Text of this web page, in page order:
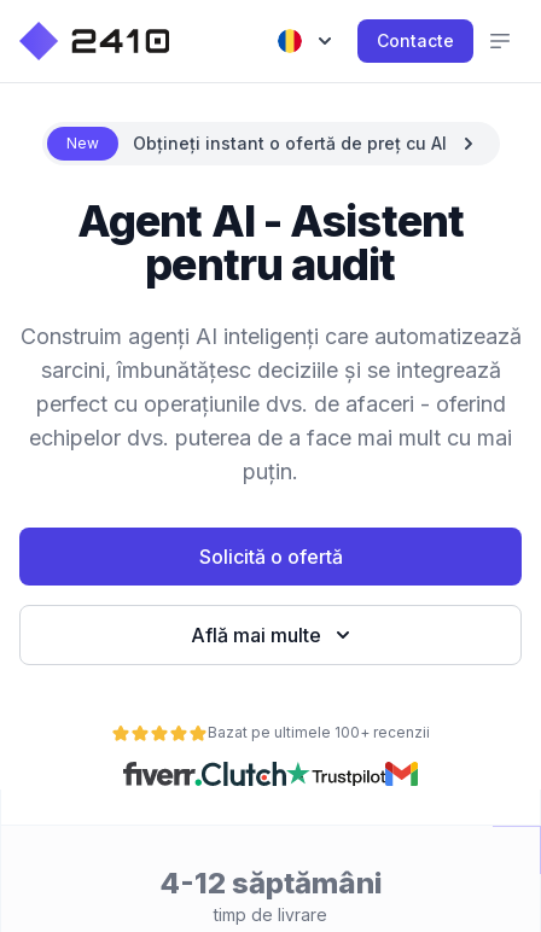
Contacte
New Obțineți instant o ofertă de preț cu AI
Agent AI - Asistent
pentru audit
Construim agenți AI inteligenți care automatizează
sarcini, îmbunătățesc deciziile și se integrează
perfect cu operațiunile dvs. de afaceri - oferind
echipelor dvs. puterea de a face mai mult cu mai
puțin.
Solicită o ofertă
Află mai multe
Bazat pe ultimele 100+ recenzii
4-12 săptămâni
timp de livrare